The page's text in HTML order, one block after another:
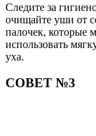
Следите за
очищайте уши от
палочек, которые
использовать
уха.
СОВЕТ №3